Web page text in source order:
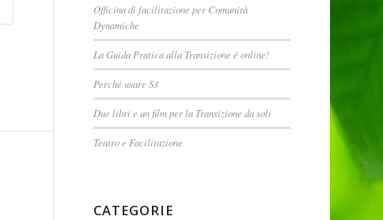
Officina di facilitazione per Comunità
Dynamiche
La Guida Pratica alla Transizione è online!
Perché usare S3
Due libri e un film per la Transizione da soli
Teatro e Facilitazione
CATEGORIE